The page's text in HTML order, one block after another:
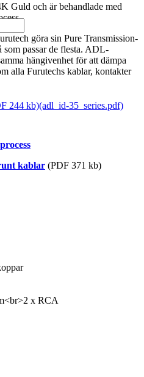
Guld och är behandlade med
göra sin Pure Transmission-
passar de flesta. ADL-
hängivenhet för att dämpa
alla Furutechs kablar, kontakter
kablar (PDF 371 kb)
244 kb)(adl_id-35_series.pdf)
x RCA